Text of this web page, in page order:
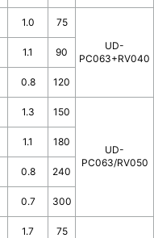
1.0
75
UD-
PC063+RV040
1.1 90
0.8 120
1.3 150
UD-
PC063/RV050
1.1 180
0.8 240
0.7 300
1.7 75